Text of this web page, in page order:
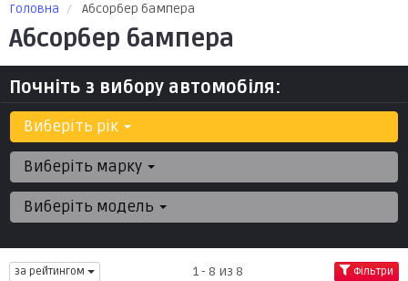
Головна Абсорбер бампера
Абсорбер бампера
Почніть з вибору автомобіля:
Виберіть рік
Виберіть марку
Виберіть модель
за рейтингом 1 - 8 из 8 Фільтри